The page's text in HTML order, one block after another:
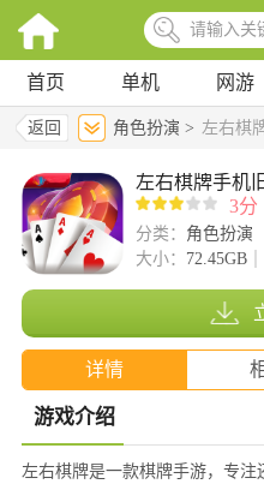
首页 单机 网游
返回 角色扮演 > 左右棋
左右棋牌手机
3分
分类： 角色扮演
大小： 72.45GB
详情
游戏介绍
左右棋牌是一款棋牌手游，专注